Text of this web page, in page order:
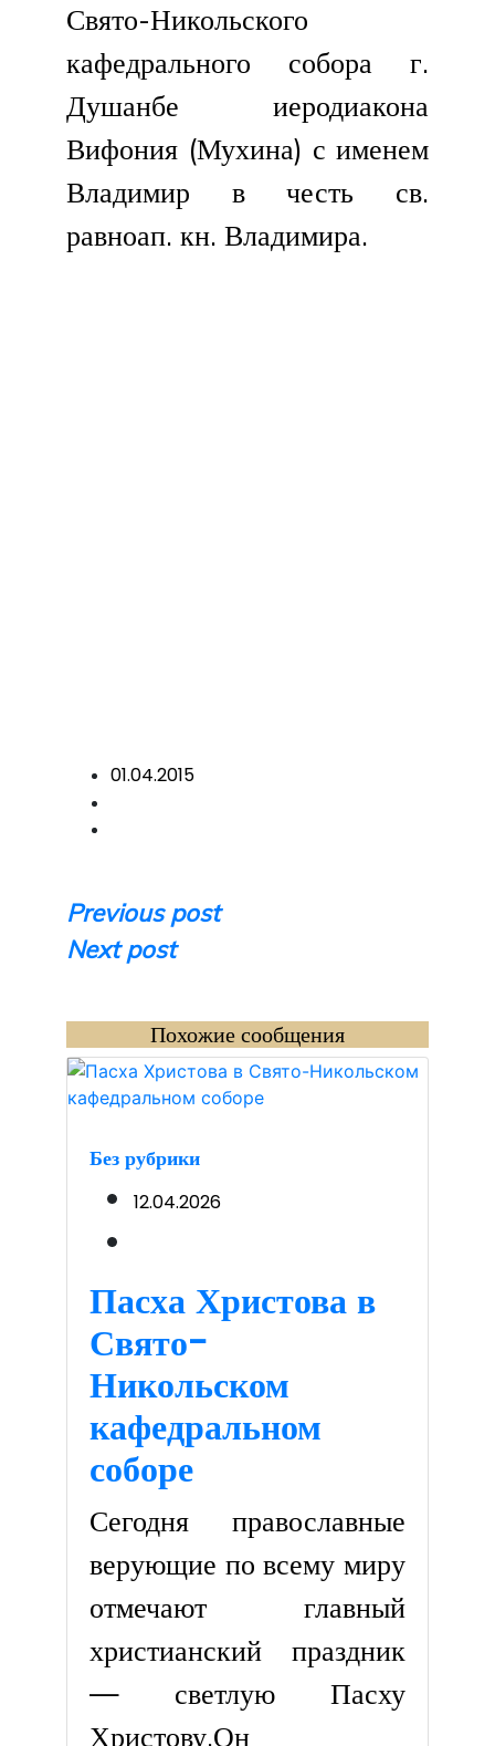
Свято-Никольского
кафедрального собора г.
Душанбе иеродиакона
Вифония (Мухина) с именем
Владимир в честь св.
равноап. кн. Владимира.
01.04.2015
Навигация
по
Previous post
Next post
Похожие сообщения
Без рубрики
12.04.2026
Пасха Христова в
Свято-
Никольском
кафедральном
соборе
Сегодня православные
верующие по всему миру
отмечают главный
христианский праздник
— светлую Пасху
Христову.Он